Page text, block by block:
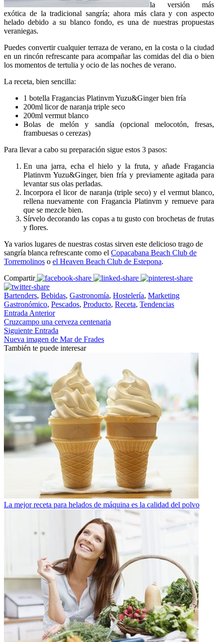
la versión más
exótica de la tradicional sangría; ahora más clara y con aspecto
helado debido a su blanco fondo, es una de nuestras propuestas
veraniegas.
Puedes convertir cualquier terraza de verano, en la costa o la ciudad
en un rincón refrescante para acompañar las comidas del dia o bien
los momentos de tertulia y ocio de las noches de verano.
La receta, bien sencilla:
1 botella Fragancias Platinvm Yuzu&Ginger bien fría
200ml licor de naranja triple seco
200ml vermut blanco
Bolas de melón y sandía (opcional melocotón, fresas,
frambuesas o cerezas)
Para llevar a cabo su preparación sigue estos 3 pasos:
En una jarra, echa el hielo y la fruta, y añade Fragancia
Platinvm Yuzu&Ginger, bien fría y previamente agitada para
levantar sus olas perladas.
Incorpora el licor de naranja (triple seco) y el vermut blanco,
rellena nuevamente con Fragancia Platinvm y remueve para
que se mezcle bien.
Sírvelo decorando las copas a tu gusto con brochetas de frutas
y flores.
Ya varios lugares de nuestras costas sirven este delicioso trago de
sangría blanca refrescante como el Copacabana Beach Club de
Torremolinos o el Heaven Beach Club de Estepona.
Compartir
Bartenders, Bebidas, Gastronomía, Hostelería, Marketing
Gastronómico, Pescados, Producto, Receta, Tendencias
Entrada Anterior
Cruzcampo una cerveza centenaria
Siguiente Entrada
Nueva imagen de Mar de Frades
También te puede interesar
La mejor receta para helados de máquina es la calidad del polvo